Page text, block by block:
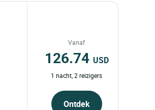
Vanaf
126.74 USD
1 nacht, 2 reizigers
Ontdek